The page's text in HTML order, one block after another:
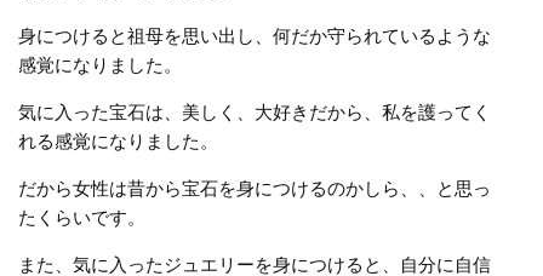
身につけると祖母を思い出し、何だか守られているような
感覚になりました。
気に入った宝石は、美しく、大好きだから、私を護ってく
れる感覚になりました。
だから女性は昔から宝石を身につけるのかしら、、と思っ
たくらいです。
また、気に入ったジュエリーを身につけると、自分に自信